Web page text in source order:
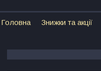
Головна Знижки та акції